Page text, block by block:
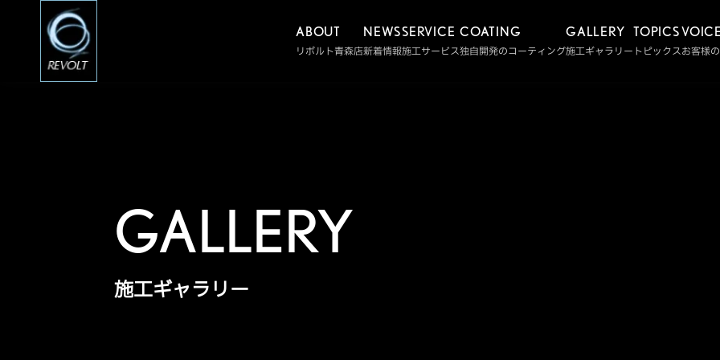
ABOUT
リボルト青森店
NEWS
新着情報
SERVICE
施工サービス
COATING
独自開発のコーティング
GALLERY
施工ギャラリー
TOPICS
トピックスお客様
GALLERY
施工ギャラリー